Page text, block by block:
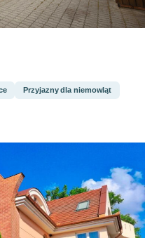
Przyjazny dla niemowląt